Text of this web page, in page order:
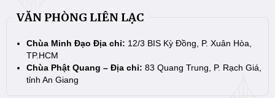
VĂN PHÒNG LIÊN LẠC
Chùa Minh Đạo Địa chỉ: 12/3 BIS Kỳ Đồng, P. Xuân Hòa,
TP.HCM
Chùa Phật Quang – Địa chỉ: 83 Quang Trung, P. Rạch Giá,
tỉnh An Giang